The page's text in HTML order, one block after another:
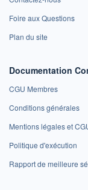
Foire aux Questions
Plan du site
Documentation
CGU Membres
Conditions générales
Mentions légales et
Politique d'exécution
Rapport de meilleure